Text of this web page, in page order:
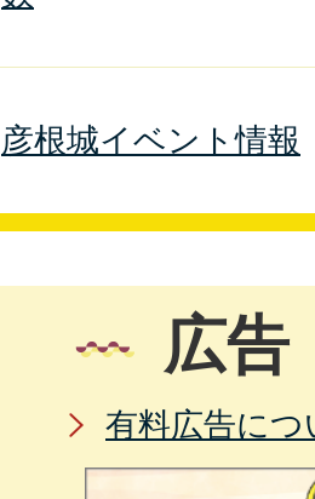
彦根城イベント情報
広告
有料広告につ